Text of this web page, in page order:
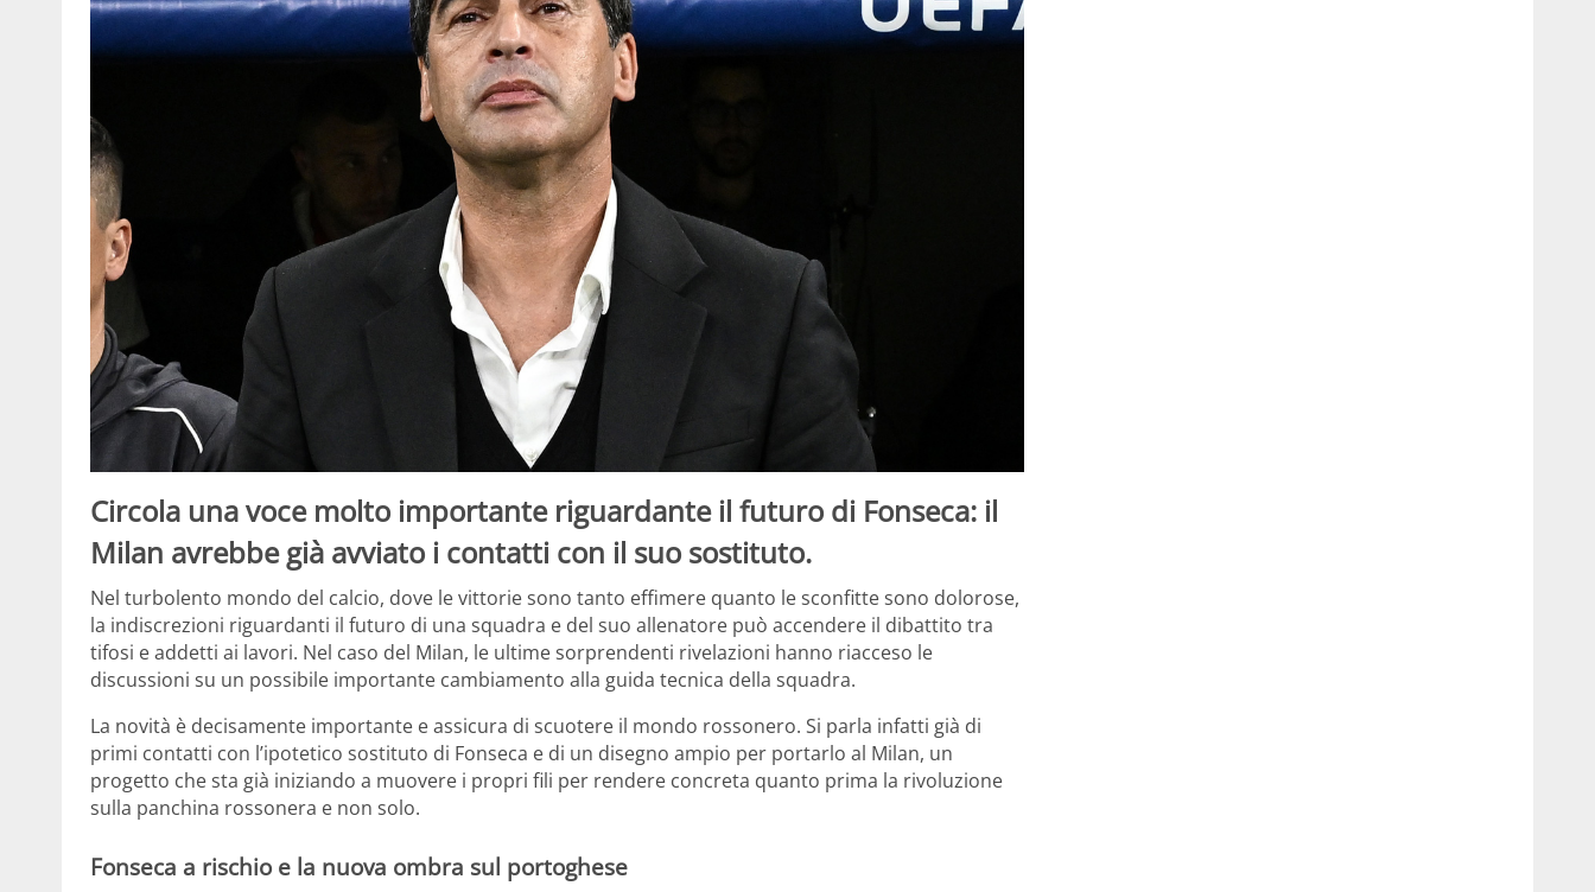
Circola una voce molto importante riguardante il futuro di Fonseca: il
Milan avrebbe già avviato i contatti con il suo sostituto.
Nel turbolento mondo del calcio, dove le vittorie sono tanto effimere quanto le sconfitte sono dolorose,
la indiscrezioni riguardanti il futuro di una squadra e del suo allenatore può accendere il dibattito tra
tifosi e addetti ai lavori. Nel caso del Milan, le ultime sorprendenti rivelazioni hanno riacceso le
discussioni su un possibile importante cambiamento alla guida tecnica della squadra.
La novità è decisamente importante e assicura di scuotere il mondo rossonero. Si parla infatti già di
primi contatti con l’ipotetico sostituto di Fonseca e di un disegno ampio per portarlo al Milan, un
progetto che sta già iniziando a muovere i propri fili per rendere concreta quanto prima la rivoluzione
sulla panchina rossonera e non solo.
Fonseca a rischio e la nuova ombra sul portoghese